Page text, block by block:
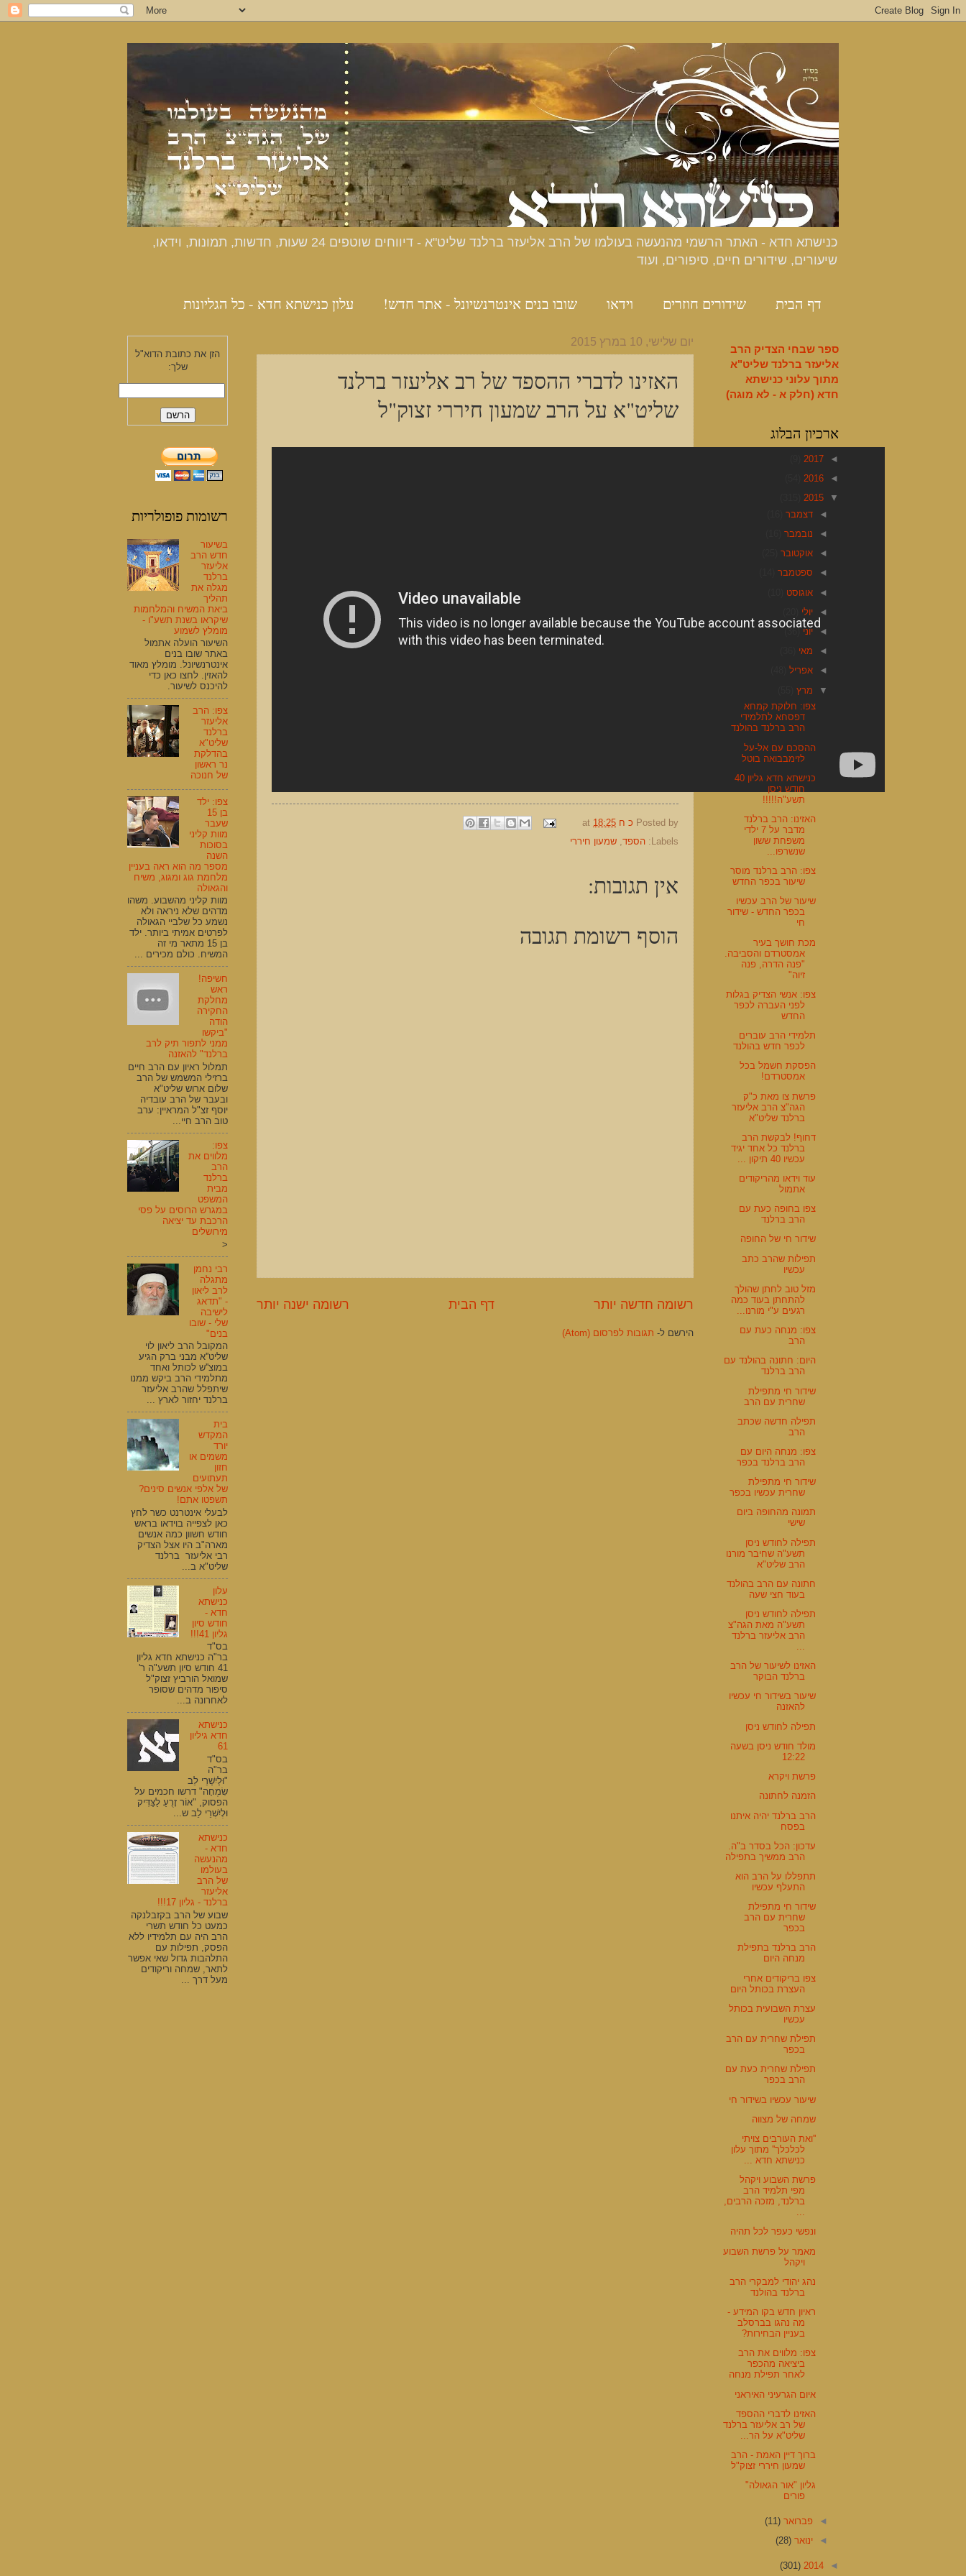
כנישתא חדא - האתר הרשמי מהנעשה בעולמו של הרב אליעזר ברלנד שליט"א - דיווחים שוטפים 24 שעות, חדשות, תמונות, וידאו,
שיעורים, שידורים חיים, סיפורים, ועוד
דף הבית שידורים חוזרים וידאו שובו בנים אינטרנשיונל - אתר חדש!
עלון כנישתא חדא - כל הגליונות
יום שלישי, 10 במרץ 2015
האזינו לדברי ההספד של רב אליעזר ברלנד
שליט"א על הרב שמעון חיררי זצוק"ל
Posted by כ ח at 18:25
Labels:
הספד, שמעון חיררי
אין תגובות:
הוסף רשומת תגובה
רשומה חדשה יותר רשומה ישנה יותר דף הבית
הירשם ל- תגובות לפרסום (Atom)
הזן את כתובת הדוא"ל
שלך:
רשומות פופולריות
בשיעור
חדש הרב
אליעזר
ברלנד
מגלה את
תהליך
ביאת המשיח והמלחמות
שיקראו בשנת תשע"ו -
מומלץ לשמוע
השיעור הועלה אתמול
באתר שובו בנים
אינטרנשיונל. מומלץ מאוד
להאזין. לחצו כאן כדי
להיכנס לשיעור.
צפו: הרב
אליעזר
ברלנד
שליט"א
בהדלקת
נר ראשון
של חנוכה
צפו: ילד
בן 15
שעבר
מוות קליני
בסוכות
השנה
מספר מה הוא ראה בעניין
מלחמת גוג ומגוג, משיח
והגאולה
מוות קליני מהשבוע. משהו
מדהים שלא ניראה ולא
נשמע כל שלביי הגאולה
לפרטים אמיתי ביותר. ילד
בן 15 מתאר מי זה
המשיח. כולם מכירים ...
חשיפה!
ראש
מחלקת
החקירה
הודה
"ביקשו
ממני לתפור תיק לרב
ברלנד" להאזנה
תמלול ראיון עם הרב חיים
ברזילי המשמש של הרב
שלום ארוש שליט"א
ובעבר של הרב עובדיה
יוסף זצ"ל המראיין: ערב
טוב הרב חיי...
צפו:
מלווים את
הרב
ברלנד
מבית
המשפט
במגרש הרוסים על פסי
הרכבת עד יציאה
מירושלים
<
רבי נחמן
מתגלה
לרב ליאון
- "תדאג
לישיבה
שלי - שובו
בנים"
המקובל הרב ליאון לוי
שליט''א מבני ברק הגיע
במוצ''ש לכותל ואחד
מתלמידי הרב ביקש ממנו
שיתפלל שהרב אליעזר
ברלנד יחזור לארץ ...
בית
המקדש
יורד
משמים או
חזון
תעתועים
של אלפי אנשים סינים?
תשפטו אתם!
לבעלי אינטרנט כשר לחץ
כאן לצפייה בוידאו בראש
חודש חשוון כמה אנשים
מארה"ב היו אצל הצדיק
רבי אליעזר ברלנד
שליט"א ב...
עלון
כנישתא
חדא -
חודש סיון
גליון 41!!!
בס"ד
בר"ה כנישתא חדא גליון
41 חודש סיון תשע"ה ר'
שמואל הורביץ זצוק"ל
סיפור מדהים שסופר
לאחרונה ב...
כנישתא
חדא גיליון
61
בס"ד
בר"ה
"וּלְיִשְׁרֵי לֵב
שִׂמְחָה" דרשו חכמים על
הפסוק, "אוֹר זָרֻעַ לַצַּדִּיק
וּלְיִשְׁרֵי לֵב ש...
כנישתא
חדא -
מהנעשה
בעולמו
של הרב
אליעזר
ברלנד - גליון 17!!!
שבוע של הרב בקזבלנקה
כמעט כל חודש תשרי
הרב היה עם תלמידיו ללא
הפסק, תפילות עם
התלהבות גדול שאי אפשר
לתאר, שמחה וריקודים
מעל דרך ...
ספר שבחי הצדיק הרב
אליעזר ברלנד שליט"א
מתוך עלוני כנישתא
חדא (חלק א - לא מוגה)
ארכיון הבלוג
◄
2017
◄
2016
▼
2015
◄דצמבר
◄ נובמבר
◄אוקטובר
◄ ספטמבר
◄אוגוסט
◄יולי
◄יוני
◄ מאי
◄אפריל
▼ מרץ
צפו: חלוקת קמחא
דפסחא לתלמידי
הרב ברלנד בהולנד
ההסכם עם אל-על
לזימבבואה בוטל
כנישתא חדא גליון 40
חודש ניסן
תשע"ה!!!!!
האזינו: הרב ברלנד
מדבר על 7 ילדי
משפחת ששון
שנשרפו...
צפו: הרב ברלנד מוסר
שיעור בכפר החדש
שיעור של הרב עכשיו
בכפר החדש - שידור
חי
מכת חושך בעיר
אמסטרדם והסביבה.
"פנה הדרה, פנה
זיוה"
צפו: אנשי הצדיק בגלות
לפני העברה לכפר
החדש
תלמידי הרב עוברים
לכפר חדש בהולנד
הפסקת חשמל בכל
אמסטרדם!
פרשת צו מאת כ"ק
הגה"צ הרב אליעזר
ברלנד שליט"א
דחוף! לבקשת הרב
ברלנד כל אחד יגיד
עכשיו 40 תיקון ...
עוד וידאו מהריקודים
אתמול
צפו בחופה כעת עם
הרב ברלנד
שידור חי של החופה
תפילות שהרב כתב
עכשיו
מזל טוב לחתן שהולך
להתחתן בעוד כמה
רגעים ע"י מורנו...
צפו: מנחה כעת עם
הרב
היום: חתונה בהולנד עם
הרב ברלנד
שידור חי מתפילת
שחרית עם הרב
תפילה חדשה שכתב
הרב
צפו: מנחה היום עם
הרב ברלנד בכפר
שידור חי מתפילת
שחרית עכשיו בכפר
תמונה מהחופה ביום
שישי
תפילה לחודש ניסן
תשע"ה שחיבר מורנו
הרב שליט"א
חתונה עם הרב בהולנד
בעוד חצי שעה
תפילה לחודש ניסן
תשע"ה מאת הגה"צ
הרב אליעזר ברלנד
...
האזינו לשיעור של הרב
ברלנד הבוקר
שיעור בשידור חי עכשיו
להאזנה
תפילה לחודש ניסן
מולד חודש ניסן בשעה
12:22
פרשת ויקרא
הזמנה לחתונה
הרב ברלנד יהיה איתנו
בפסח
עדכון: הכל בסדר ב"ה.
הרב ממשיך בתפילה
תתפללו על הרב הוא
התעלף עכשיו
שידור חי מתפילת
שחרית עם הרב
בכפר
הרב ברלנד בתפילת
מנחה היום
צפו בריקודים אחרי
העצרת בכותל היום
עצרת השבועית בכותל
עכשיו
תפילת שחרית עם הרב
בכפר
תפילת שחרית כעת עם
הרב בכפר
שיעור עכשיו בשידור חי
שמחה של מצווה
''ואת העורבים צויתי
לכלכלך'' מתוך עלון
כנישתא חדא ...
פרשת השבוע ויקהל
מפי תלמיד הרב
ברלנד, מזכה הרבים,
...
ונפשי כעפר לכל תהיה
מאמר על פרשת השבוע
ויקהל
נהג יהודי למבקרי הרב
ברלנד בהולנד
ראיון חדש בקו המידע -
מה נהגו בברסלב
בעניין הבחירות?
צפו: מלווים את הרב
ביציאה מהכפר
לאחר תפילת מנחה
איום הגרעיני האיראני
האזינו לדברי ההספד
של רב אליעזר ברלנד
שליט"א על הר...
ברוך דיין האמת - הרב
שמעון חיררי זצוק"ל
גליון "אור הגאולה"
פורים
◄ פברואר(11)
◄ינואר(28)
◄
2014
(301)